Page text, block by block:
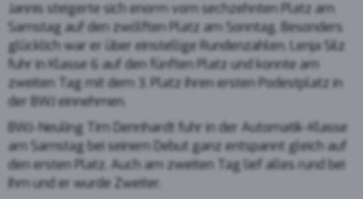
Jannis steigerte sich enorm vom sechzehnten Platz am
Samstag auf den zwölften Platz am Sonntag. Besonders
glücklich war er über einstellige Rundenzahlen. Lenja Silz
fuhr in Klasse 6 auf den fünften Platz und konnte am
zweiten Tag mit dem 3. Platz ihren ersten Podestplatz in
der BWJ einnehmen.
BWJ-Neuling Tim Dennhardt fuhr in der Automatik-Klasse
am Samstag bei seinem Debut ganz entspannt gleich auf
den ersten Platz. Auch am zweiten Tag lief alles rund bei
ihm und er wurde Zweiter.